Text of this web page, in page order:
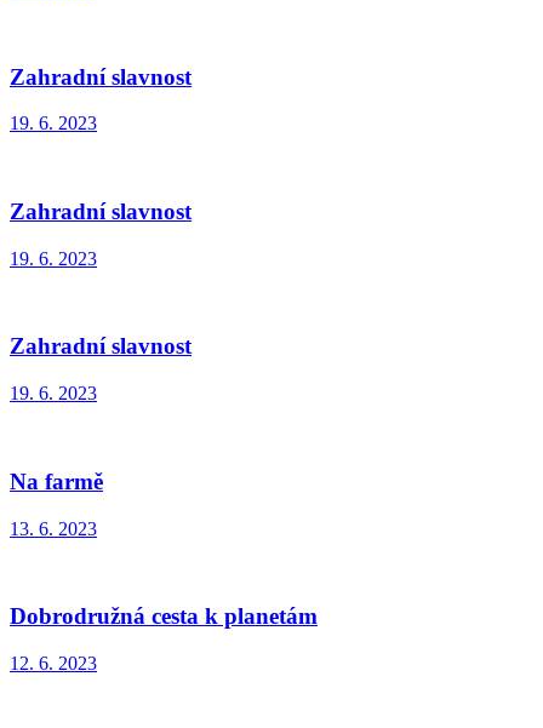
Zahradní slavnost
19. 6. 2023
Zahradní slavnost
19. 6. 2023
Zahradní slavnost
19. 6. 2023
Na farmě
13. 6. 2023
Dobrodružná cesta k planetám
12. 6. 2023